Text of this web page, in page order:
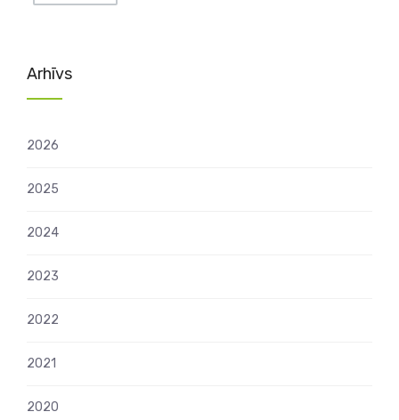
pēc
Arhīvs
2026
2025
2024
2023
2022
2021
2020